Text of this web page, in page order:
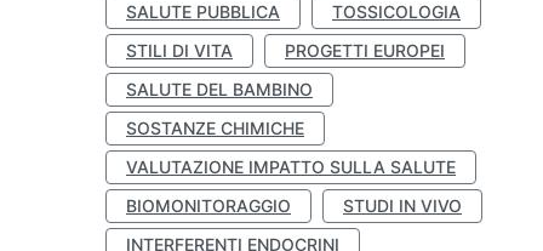
SALUTE PUBBLICA
TOSSICOLOGIA
STILI DI VITA
PROGETTI EUROPEI
SALUTE DEL BAMBINO
SOSTANZE CHIMICHE
VALUTAZIONE IMPATTO SULLA SALUTE
BIOMONITORAGGIO
STUDI IN VIVO
INTERFERENTI ENDOCRINI